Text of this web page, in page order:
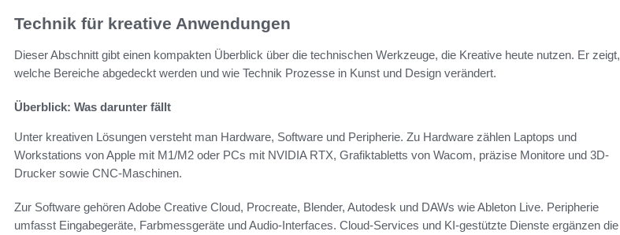
Technik für kreative Anwendungen
Dieser Abschnitt gibt einen kompakten Überblick über die technischen Werkzeuge, die Kreative heute nutzen. Er zeigt,
welche Bereiche abgedeckt werden und wie Technik Prozesse in Kunst und Design verändert.
Überblick: Was darunter fällt
Unter kreativen Lösungen versteht man Hardware, Software und Peripherie. Zu Hardware zählen Laptops und
Workstations von Apple mit M1/M2 oder PCs mit NVIDIA RTX, Grafiktabletts von Wacom, präzise Monitore und 3D-
Drucker sowie CNC-Maschinen.
Zur Software gehören Adobe Creative Cloud, Procreate, Blender, Autodesk und DAWs wie Ableton Live. Peripherie
umfasst Eingabegeräte, Farbmessgeräte und Audio-Interfaces. Cloud-Services und KI-gestützte Dienste ergänzen die